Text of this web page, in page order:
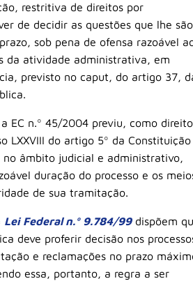
restritiva de direitos por
de decidir as questões que lhe são
sob pena de ofensa razoável
da atividade administrativa, em
previsto no caput, do artigo 37,
EC n.º 45/2004 previu, como direito
LXXVIII do artigo 5º da Constituição
no âmbito judicial e administrativo,
duração do processo e os
de sua tramitação.
Lei Federal n.º 9.784/99dispõem
deve proferir decisão nos
e reclamações no prazo
essa, portanto, a regra a ser